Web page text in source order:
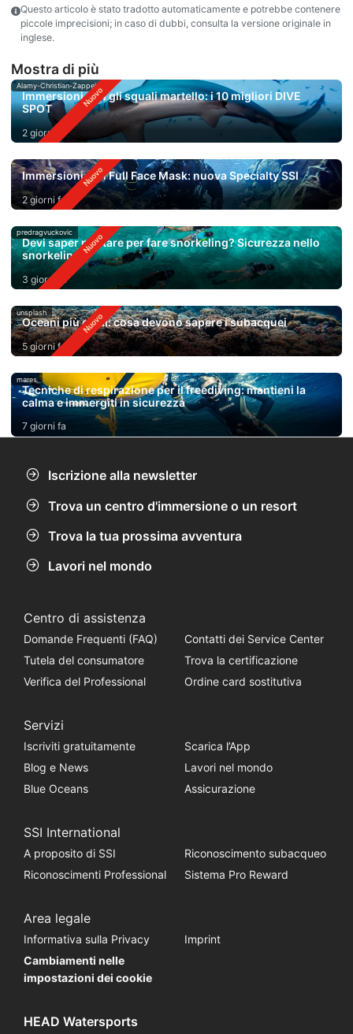
Questo articolo è stato tradotto automaticamente e potrebbe contenere
piccole imprecisioni; in caso di dubbi, consulta la versione originale in
inglese.
Mostra di più
Alamy-Christian-Zappel
Immersioni con gli squali martello: i 10 migliori DIVE
SPOT
2 giorni fa
Immersioni con Full Face Mask: nuova Specialty SSI
2 giorni fa
predragvuckovic
Devi saper nuotare per fare snorkeling? Sicurezza nello
snorkeling
3 giorni fa
unsplash
Oceani più caldi: cosa devono sapere i subacquei
5 giorni fa
mares
Tecniche di respirazione per il freediving: mantieni la
calma e immergiti in sicurezza
7 giorni fa
Iscrizione alla newsletter
Trova un centro d'immersione o un resort
Trova la tua prossima avventura
Lavori nel mondo
Centro di assistenza
Domande Frequenti (FAQ)
Contatti dei Service Center
Tutela del consumatore
Trova la certificazione
Verifica del Professional
Ordine card sostitutiva
Servizi
Iscriviti gratuitamente
Scarica l’App
Blog e News
Lavori nel mondo
Blue Oceans
Assicurazione
SSI International
A proposito di SSI
Riconoscimento subacqueo
Riconoscimenti Professional
Sistema Pro Reward
Area legale
Informativa sulla Privacy
Imprint
Cambiamenti nelle
impostazioni dei cookie
HEAD Watersports